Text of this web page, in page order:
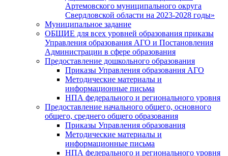
Артемовского муниципального округа
Свердловской области на 2023-2028 годы»
Муниципальное задание
ОБЩИЕ для всех уровней образования приказы
Управления образования АГО и Постановления
Администрации в сфере образования
Предоставление дошкольного образования
Приказы Управления образования АГО
Методические материалы и
информационные письма
НПА федерального и регионального уровня
Предоставление начального общего, основного
общего, среднего общего образования
Приказы Управления образования
Методические материалы и
информационные письма
НПА федерального и регионального уровня